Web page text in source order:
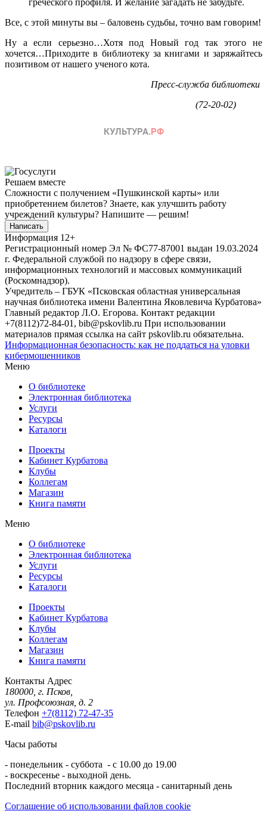
Все, с этой минуты вы – баловень судьбы, точно вам говорим!
Ну а если серьезно…Хотя под Новый год так этого не
хочется…Приходите в библиотеку за книгами и заряжайтесь
позитивом от нашего ученого кота.
Пресс-служба библиотеки
(72-20-02)
Решаем вместе
Сложности с получением «Пушкинской карты» или
приобретением билетов? Знаете, как улучшить работу
учреждений культуры? Напишите — решим!
Написать
Информация 12+
Регистрационный номер Эл № ФС77-87001 выдан 19.03.2024
г. Федеральной службой по надзору в сфере связи,
информационных технологий и массовых коммуникаций
(Роскомнадзор).
Учредитель – ГБУК «Псковская областная универсальная
научная библиотека имени Валентина Яковлевича Курбатова»
Главный редактор Л.О. Егорова. Контакт редакции
+7(8112)72-84-01, bib@pskovlib.ru При использовании
материалов прямая ссылка на сайт pskovlib.ru обязательна.
Информационная безопасность: как не поддаться на уловки
кибермошенников
Меню
О библиотеке
Электронная библиотека
Услуги
Ресурсы
Каталоги
Проекты
Кабинет Курбатова
Клубы
Коллегам
Магазин
Книга памяти
Меню
О библиотеке
Электронная библиотека
Услуги
Ресурсы
Каталоги
Проекты
Кабинет Курбатова
Клубы
Коллегам
Магазин
Книга памяти
Контакты Адрес
180000, г. Псков,
ул. Профсоюзная, д. 2
Телефон +7(8112) 72-47-35
E-mail bib@pskovlib.ru
Часы работы
- понедельник - суббота - с 10.00 до 19.00
- воскресенье - выходной день.
Последний вторник каждого месяца - санитарный день
Соглашение об использовании файлов cookie